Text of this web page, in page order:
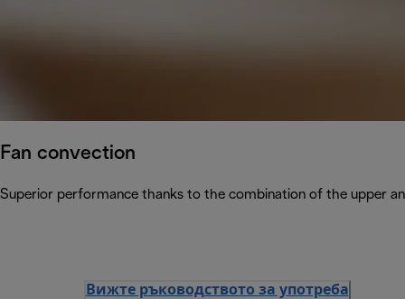
Fan convection
Superior performance thanks to the combination of the upper
Вижте ръководството за употреба